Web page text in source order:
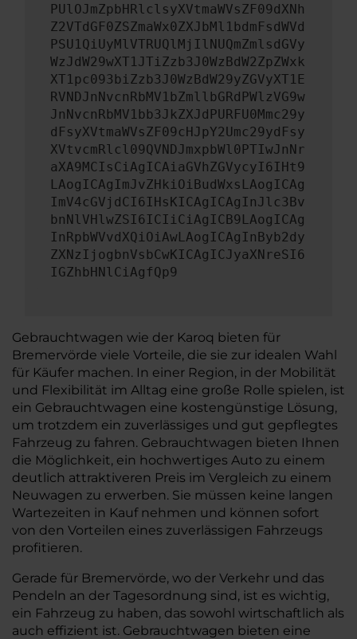
PUlOJmZpbHRlclsyXVtmaWVsZF09dXNh
Z2VTdGF0ZSZmaWx0ZXJbMl1bdmFsdWVd
PSU1QiUyMlVTRUQlMjIlNUQmZmlsdGVy
WzJdW29wXT1JTiZzb3J0WzBdW2ZpZWxk
XT1pc093biZzb3J0WzBdW29yZGVyXT1E
RVNDJnNvcnRbMV1bZmllbGRdPWlzVG9w
JnNvcnRbMV1bb3JkZXJdPURFU0Mmc29y
dFsyXVtmaWVsZF09cHJpY2Umc29ydFsy
XVtvcmRlcl09QVNDJmxpbWl0PTIwJnNr
aXA9MCIsCiAgICAiaGVhZGVycyI6IHt9
LAogICAgImJvZHkiOiBudWxsLAogICAg
ImV4cGVjdCI6IHsKICAgICAgInJlc3Bv
bnNlVHlwZSI6ICIiCiAgICB9LAogICAg
InRpbWVvdXQiOiAwLAogICAgInByb2dy
ZXNzIjogbnVsbCwKICAgICJyaXNreSI6
IGZhbHNlCiAgfQp9
Gebrauchtwagen wie der Karoq bieten für
Bremervörde viele Vorteile, die sie zur idealen Wahl
für Käufer machen. In einer Region, in der Mobilität
und Flexibilität im Alltag eine große Rolle spielen, ist
ein Gebrauchtwagen eine kostengünstige Lösung,
um trotzdem ein zuverlässiges und gut gepflegtes
Fahrzeug zu fahren. Gebrauchtwagen bieten Ihnen
die Möglichkeit, ein hochwertiges Auto zu einem
deutlich attraktiveren Preis im Vergleich zu einem
Neuwagen zu erwerben. Sie müssen keine langen
Wartezeiten in Kauf nehmen und können sofort
von den Vorteilen eines zuverlässigen Fahrzeugs
profitieren.
Gerade für Bremervörde, wo der Verkehr und das
Pendeln an der Tagesordnung sind, ist es wichtig,
ein Fahrzeug zu haben, das sowohl wirtschaftlich als
auch effizient ist. Gebrauchtwagen bieten eine